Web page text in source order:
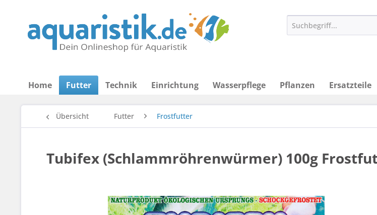
Home Futter Technik Einrichtung Wasserpflege Pflanzen Ersatzteile
Übersicht Futter Frostfutter
Tubifex (Schlammröhrenwürmer) 100g